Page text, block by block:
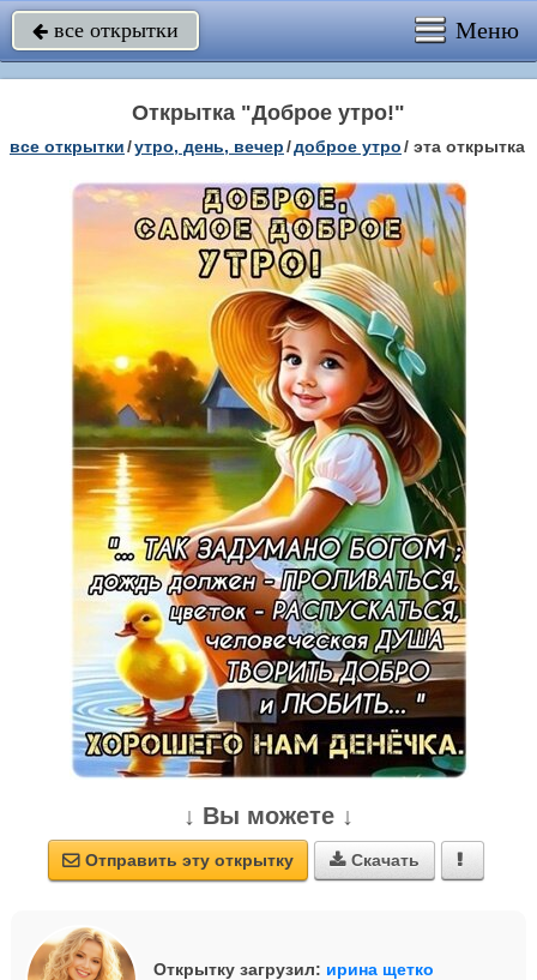
 все открытки Меню
Открытка "Доброе утро!"
все открытки/утро, день, вечер/доброе утро/ эта открытка
↓ Вы можете ↓
 Отправить эту открытку  Скачать 
Открытку загрузил: ирина щетко